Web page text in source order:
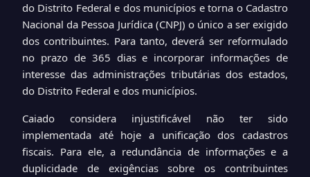
do Distrito Federal e dos municípios e torna o Cadastro
Nacional da Pessoa Jurídica (CNPJ) o único a ser exigido
dos contribuintes. Para tanto, deverá ser reformulado
no prazo de 365 dias e incorporar informações de
interesse das administrações tributárias dos estados,
do Distrito Federal e dos municípios.
Caiado considera injustificável não ter sido
implementada até hoje a unificação dos cadastros
fiscais. Para ele, a redundância de informações e a
duplicidade de exigências sobre os contribuintes